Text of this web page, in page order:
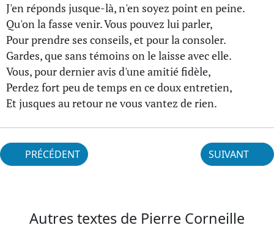
J'en réponds jusque-là, n'en soyez point en peine.
Qu'on la fasse venir. Vous pouvez lui parler,
Pour prendre ses conseils, et pour la consoler.
Gardes, que sans témoins on le laisse avec elle.
Vous, pour dernier avis d'une amitié fidèle,
Perdez fort peu de temps en ce doux entretien,
Et jusques au retour ne vous vantez de rien.
PRÉCÉDENT SUIVANT
Autres textes de Pierre Corneille